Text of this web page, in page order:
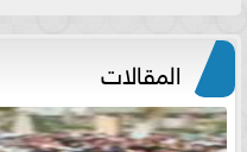
المقالات